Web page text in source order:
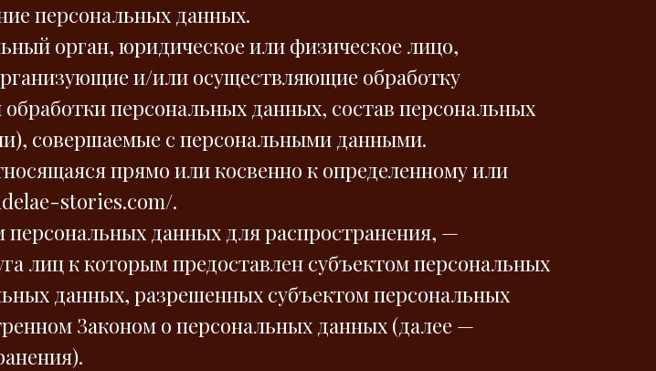
персональных данных.
орган, юридическое или физическое лицо,
и/или осуществляющие обработку
персональных данных, состав персональных
совершаемые с персональными данными.
прямо или косвенно к определенному или
stories.com/.
данных для распространения, —
лиц к которым предоставлен субъектом персональных
данных, разрешенных субъектом персональных
Законом о персональных данных (далее —